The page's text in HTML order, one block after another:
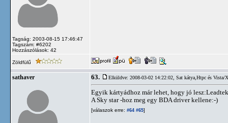
Tagság: 2003-08-15 17:46:47
Tagszám: #6202
Hozzászólások: 42
Zöldfülű
sathaver 63. Elküldve: 2008-03-02 14:22:02, Sat kátya,Htpc és Vista/
Egyik kártyádhoz már lehet, hogy jó
A Sky star -hoz meg egy BDA driver kellene:-)
[válaszok erre: #64 #65]